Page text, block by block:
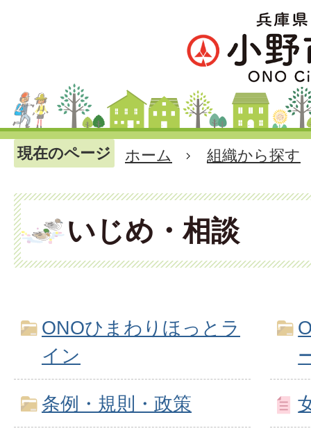
現在のページ ホーム 組織から探す
いじめ・相談
ONOひまわりほっとラ
イン
条例・規則・政策